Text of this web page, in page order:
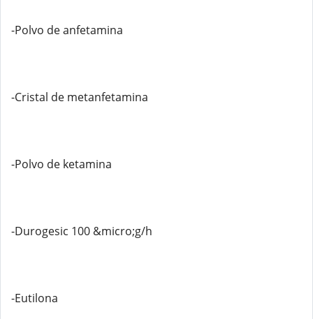
-Polvo de anfetamina
-Cristal de metanfetamina
-Polvo de ketamina
-Durogesic 100 &micro;g/h
-Eutilona